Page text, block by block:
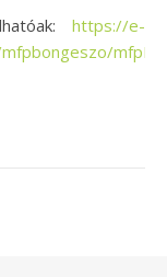
https://e-